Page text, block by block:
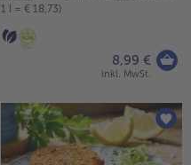
1 l = € 18,73)
8,99 €
inkl. MwSt.